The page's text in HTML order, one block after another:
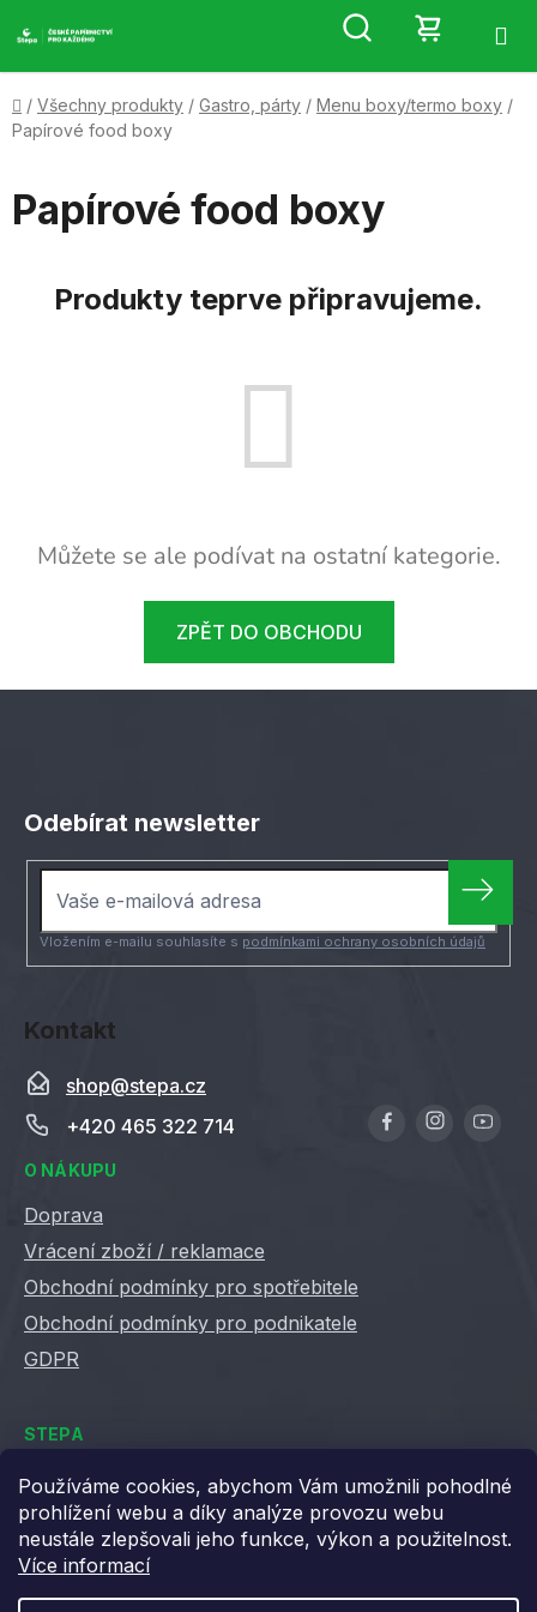
Používáme cookies, abychom Vám umožnili pohodlné
prohlížení webu a díky analýze provozu webu
neustále zlepšovali jeho funkce, výkon a použitelnost.
Více informací
na
Hledat
KOŠÍK
Domů
/ Všechny produkty / Gastro, párty / Menu boxy/termo boxy /
Papírové food boxy
Papírové food boxy
Produkty teprve připravujeme.
Můžete se ale podívat na ostatní kategorie.
ZPĚT DO OBCHODU
Kontakt
shop@stepa.cz
+420 465 322 714
O NÁKUPU
Doprava
Vrácení zboží / reklamace
Obchodní podmínky pro spotřebitele
Obchodní podmínky pro podnikatele
GDPR
STEPA
Kontakty
Kariéra ve Stepě
Věrnostní slevy
Odebírat newsletter
Vložením e-mailu souhlasíte s podmínkami ochrany osobních údajů